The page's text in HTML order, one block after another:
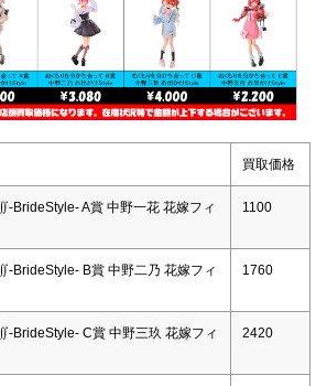
買取価格
BrideStyle- A賞 中野一花 花嫁フィ
1100
BrideStyle- B賞 中野二乃 花嫁フィ
1760
BrideStyle- C賞 中野三玖 花嫁フィ
2420